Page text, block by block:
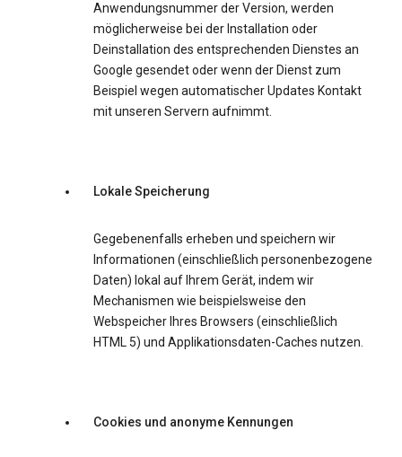
Anwendungsnummer der Version, werden
möglicherweise bei der Installation oder
Deinstallation des entsprechenden Dienstes an
Google gesendet oder wenn der Dienst zum
Beispiel wegen automatischer Updates Kontakt
mit unseren Servern aufnimmt.
Lokale Speicherung
Gegebenenfalls erheben und speichern wir
Informationen (einschließlich personenbezogene
Daten) lokal auf Ihrem Gerät, indem wir
Mechanismen wie beispielsweise den
Webspeicher Ihres Browsers (einschließlich
HTML 5) und Applikationsdaten-Caches nutzen.
Cookies und anonyme Kennungen